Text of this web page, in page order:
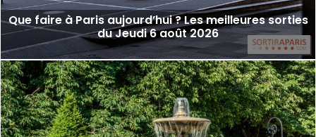
Que faire à Paris aujourd’hui ? Les meilleures sorties
du Jeudi 6 août 2026